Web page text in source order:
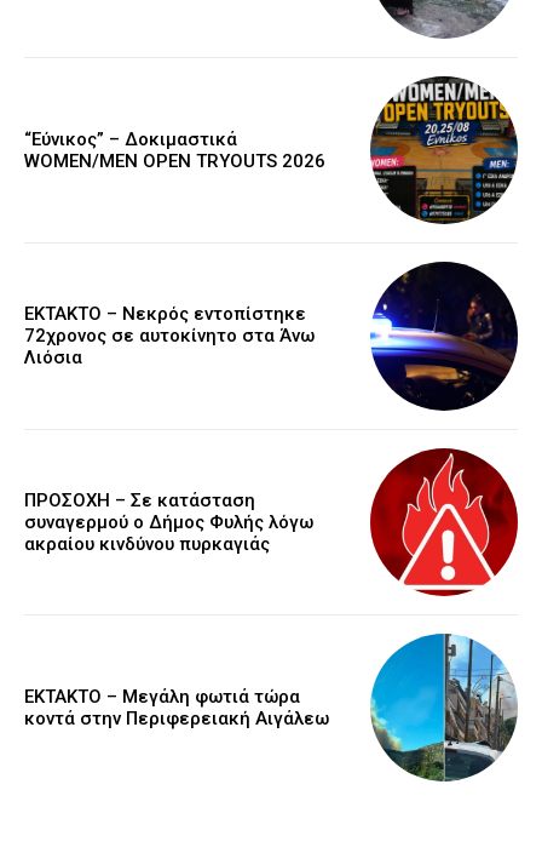
“Εύνικος” – Δοκιμαστικά
WOMEN/MEN OPEN TRYOUTS 2026
EKTAKTO – Νεκρός εντοπίστηκε
72χρονος σε αυτοκίνητο στα Άνω
Λιόσια
ΠΡΟΣΟΧΗ – Σε κατάσταση
συναγερμού ο Δήμος Φυλής λόγω
ακραίου κινδύνου πυρκαγιάς
ΕΚΤΑΚΤΟ – Μεγάλη φωτιά τώρα
κοντά στην Περιφερειακή Αιγάλεω